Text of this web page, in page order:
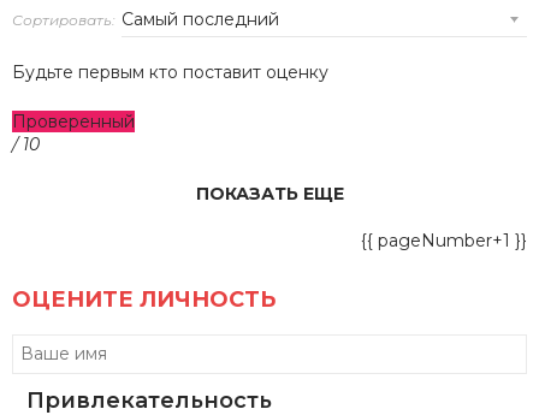
Сортировать:
Будьте первым кто поставит оценку
Проверенный
/ 10
ПОКАЗАТЬ ЕЩЕ
{{ pageNumber+1 }}
ОЦЕНИТЕ ЛИЧНОСТЬ
Привлекательность